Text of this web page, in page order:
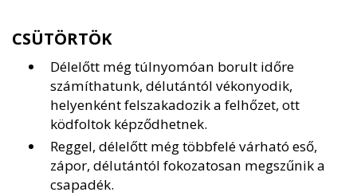
CSÜTÖRTÖK
Délelőtt még túlnyomóan borult időre
számíthatunk, délutántól vékonyodik,
helyenként felszakadozik a felhőzet, ott
ködfoltok képződhetnek.
Reggel, délelőtt még többfelé várható eső,
zápor, délutántól fokozatosan megszűnik a
csapadék.